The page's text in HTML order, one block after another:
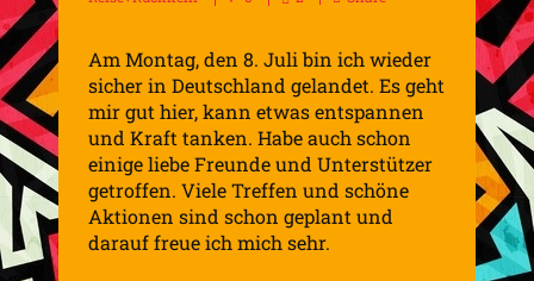
Am Montag, den 8. Juli bin ich wieder
sicher in Deutschland gelandet. Es geht
mir gut hier, kann etwas entspannen
und Kraft tanken. Habe auch schon
einige liebe Freunde und Unterstützer
getroffen. Viele Treffen und schöne
Aktionen sind schon geplant und
darauf freue ich mich sehr.